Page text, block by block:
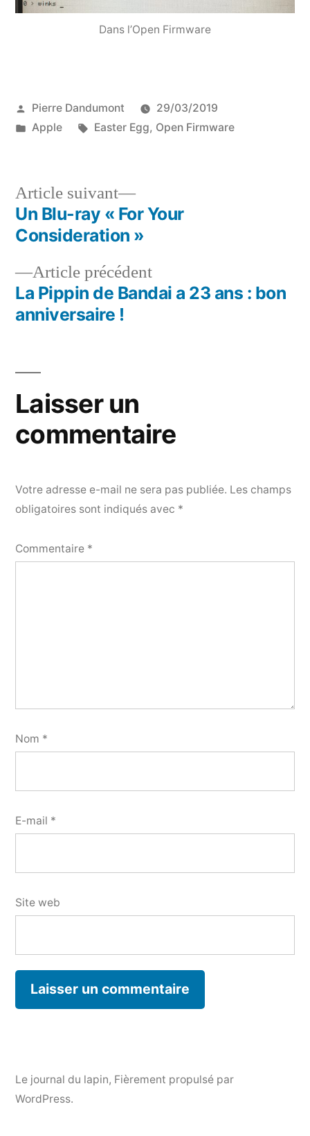
Dans l’Open Firmware
Publié
par
Pierre Dandumont
29/03/2019
Publié
Apple Étiquettes :
Easter Egg, Open Firmware
Navigation
l’article
Article précédentArticle
précédent :
La Pippin de Bandai a 23 ans : bon
anniversaire !
Article suivant
Article
suivant :
Un Blu-ray « For Your
Consideration »
Laisser un
commentaire
Votre adresse e-mail ne sera pas publiée. Les champs
obligatoires sont indiqués avec *
Commentaire *
Nom *
E-mail *
Site web
Le journal du lapin, Fièrement propulsé par
WordPress.